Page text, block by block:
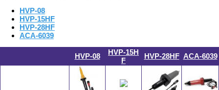
HVP-08
HVP-15HF
HVP-28HF
АСА-6039
HVP-08
HVP-15H
F
HVP-28HF АСА-6039